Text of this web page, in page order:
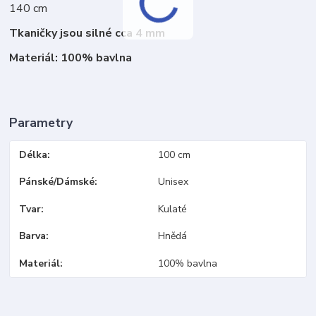
140 cm
Tkaničky jsou silné cca 4 mm
Materiál: 100% bavlna
Parametry
Délka 100 cm
Pánské/Dámské Unisex
Tvar Kulaté
Barva Hnědá
Materiál 100% bavlna